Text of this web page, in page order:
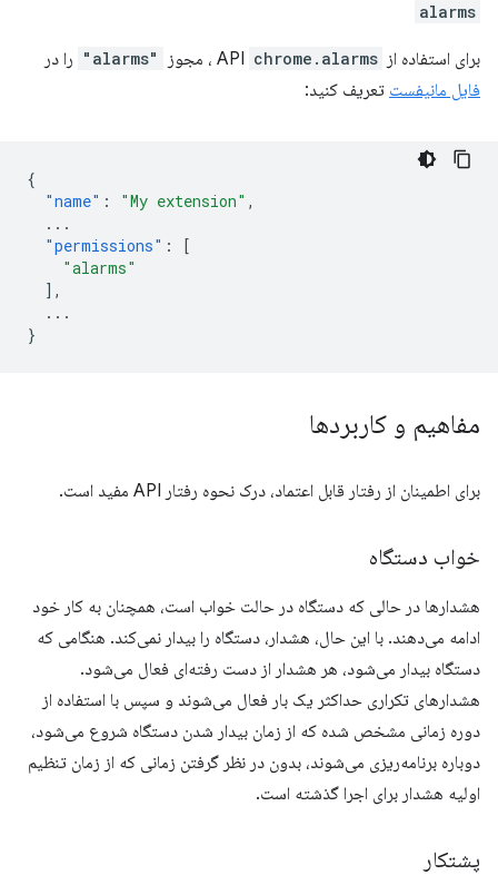
alarms
برای استفاده از API chrome.alarms ، مجوز "alarms"
را در
فایل مانیفست تعریف کنید:
{
"name" : "My extension" ,
...
"permissions" :
[
"alarms"
],
...
}
مفاهیم و کاربردها
برای اطمینان از رفتار قابل اعتماد، درک نحوه رفتار API مفید است.
خواب دستگاه
هشدارها در حالی که دستگاه در حالت خواب است، همچنان به کار خود
ادامه می‌دهند. با این حال، هشدار، دستگاه را بیدار نمی‌کند. هنگامی که
دستگاه بیدار می‌شود، هر هشدار از دست رفته‌ای فعال می‌شود.
هشدارهای تکراری حداکثر یک بار فعال می‌شوند و سپس با استفاده از
دوره زمانی مشخص شده که از زمان بیدار شدن دستگاه شروع می‌شود،
دوباره برنامه‌ریزی می‌شوند، بدون در نظر گرفتن زمانی که از زمان تنظیم
اولیه هشدار برای اجرا گذشته است.
پشتکار